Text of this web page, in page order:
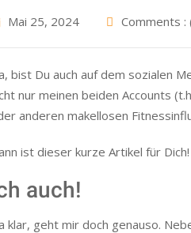
Mai 25, 2024 Comments :
bist Du auch auf dem sozialen
nur meinen beiden Accounts
anderen makellosen
ist dieser kurze Artikel für Dich!
auch!
klar, geht mir doch genauso.